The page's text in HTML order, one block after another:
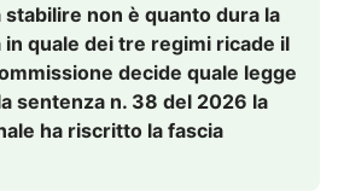
stabilire non è quanto dura la
quale dei tre regimi ricade il
decide quale legge
sentenza n. 38 del 2026 la
ha riscritto la fascia